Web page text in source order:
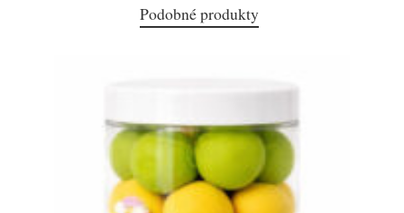
Podobné produkty